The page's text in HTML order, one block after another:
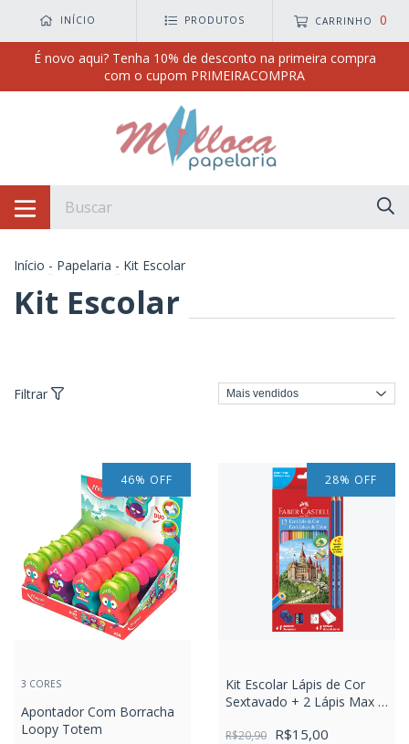
INÍCIO PRODUTOS CARRINHO 0
É novo aqui? Tenha 10% de desconto na primeira compra
com o cupom PRIMEIRACOMPRA
Início - Papelaria - Kit Escolar
Kit Escolar
Filtrar
46% OFF
3 CORES
Apontador Com Borracha
Loopy Totem
28% OFF
Kit Escolar Lápis de Cor
Sextavado + 2 Lápis Max +
R$20,90 R$15,00